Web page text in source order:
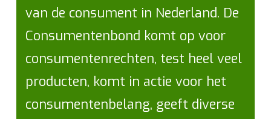
van de consument in Nederland. De
Consumentenbond komt op voor
consumentenrechten, test heel veel
producten, komt in actie voor het
consumentenbelang, geeft diverse